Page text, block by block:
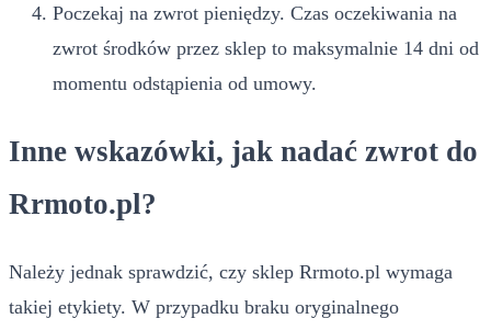
Poczekaj na zwrot pieniędzy. Czas oczekiwania na
zwrot środków przez sklep to maksymalnie 14 dni od
momentu odstąpienia od umowy.
Inne wskazówki, jak nadać zwrot do
Rrmoto.pl?
Należy jednak sprawdzić, czy sklep Rrmoto.pl wymaga
takiej etykiety. W przypadku braku oryginalnego